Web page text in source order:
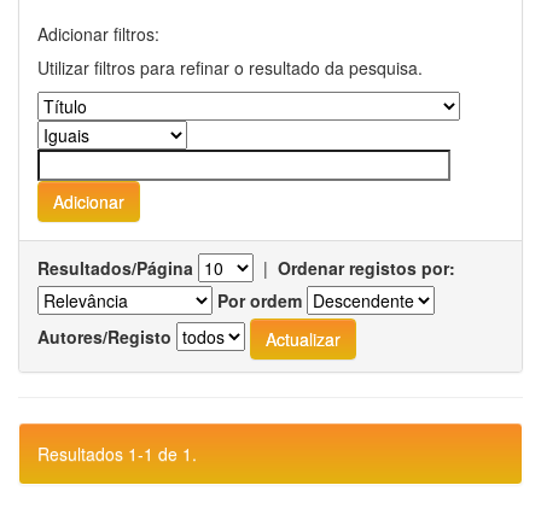
Adicionar filtros:
Utilizar filtros para refinar o resultado da pesquisa.
Resultados/Página | Ordenar registos por:
Por ordem
Autores/Registo
Resultados 1-1 de 1.